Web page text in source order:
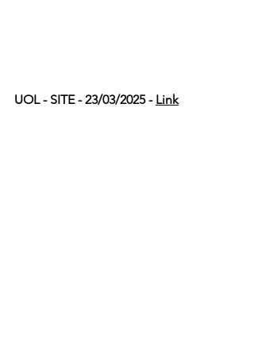
UOL - SITE - 23/03/2025 - Link